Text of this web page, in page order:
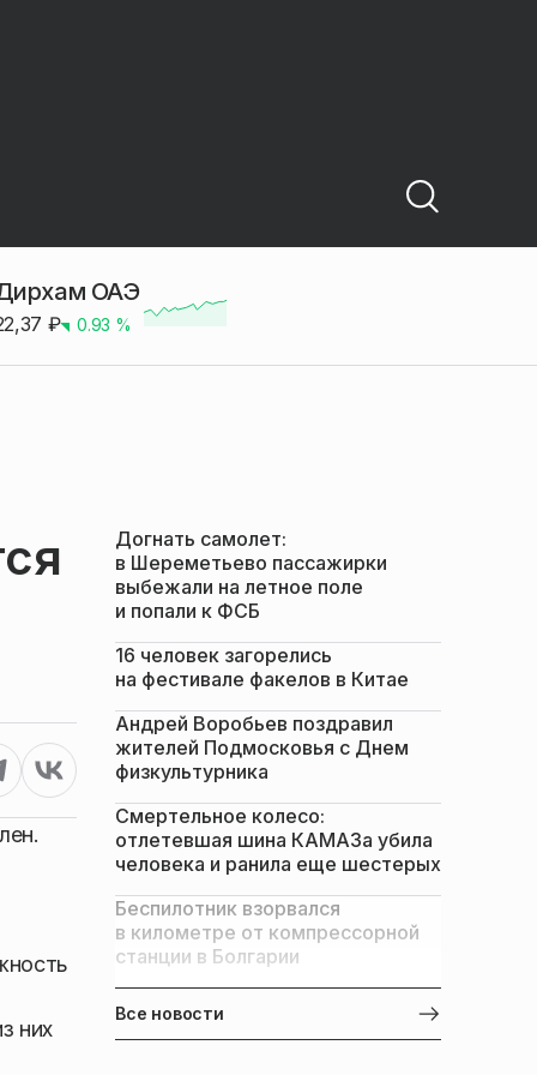
ОАЭ
₽ 0.93 %
них
Догнать самолет:
в Шереметьево пассажирки
выбежали на летное поле
и попали к ФСБ
16 человек загорелись
на фестивале факелов в Китае
Андрей Воробьев поздравил
жителей Подмосковья с Днем
физкультурника
Смертельное колесо:
отлетевшая шина КАМАЗа убила
человека и ранила еще шестерых
Беспилотник взорвался
в километре от компрессорной
станции в Болгарии
Все новости